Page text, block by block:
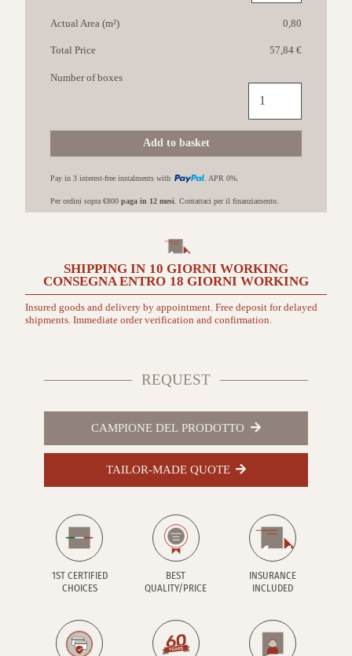
Actual Area (m²) 0,80
Total Price 57,84 €
Crew
Honey
Add to basket
Number of boxes
Pay in 3 interest-free instalments with . APR 0%.
Per ordini sopra €800 paga in 12 mesi . Contattaci per il finanziamento.
SHIPPING IN 10 GIORNI WORKING
CONSEGNA ENTRO 18 GIORNI WORKING
Insured goods and delivery by appointment. Free deposit for delayed
shipments. Immediate order verification and confirmation.
REQUEST
CAMPIONE DEL PRODOTTO
TAILOR-MADE QUOTE
1ST CERTIFIED
CHOICES
BEST
QUALITY/PRICE
INSURANCE
INCLUDED